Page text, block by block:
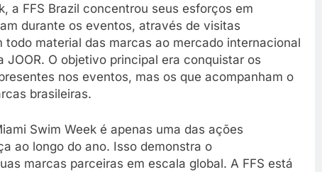
a FFS Brazil concentrou seus esforços em
durante os eventos, através de visitas
material das marcas ao mercado internacional
O objetivo principal era conquistar os
nos eventos, mas os que acompanham o
brasileiras.
Swim Week é apenas uma das ações
ao longo do ano. Isso demonstra o
marcas parceiras em escala global. A FFS está